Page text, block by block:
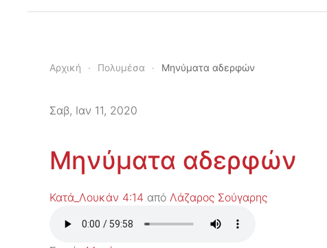
Αρχική Πολυμέσα Μηνύματα αδερφών
Σαβ, Ιαν 11, 2020
Μηνύματα αδερφών
Κατά_Λουκάν 4:14 από Λάζαρος Σούγαρης